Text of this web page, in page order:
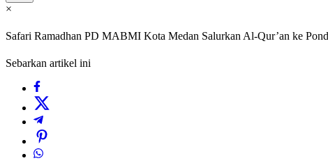
×
Safari Ramadhan PD MABMI Kota Medan Salurkan Al-Qur’an ke
Sebarkan artikel ini